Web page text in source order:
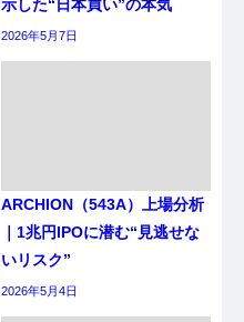
示した“日本買い”の本気
2026年5月7日
ARCHION（543A）上場分析
｜1兆円IPOに潜む“見逃せな
いリスク”
2026年5月4日